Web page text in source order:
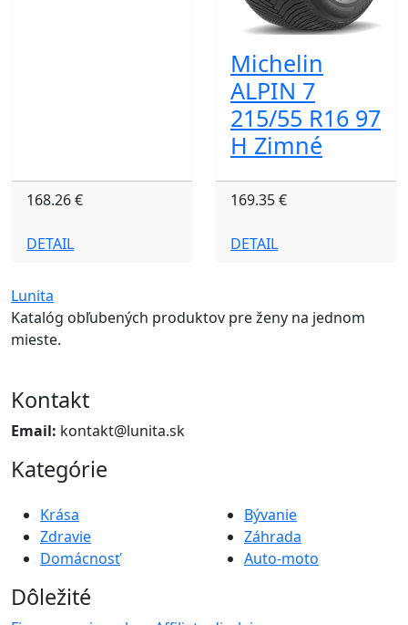
168.26 €
DETAIL
Michelin
ALPIN 7
215/55 R16 97
H Zimné
169.35 €
DETAIL
Lunita
Katalóg obľubených produktov pre ženy na jednom
mieste.
Kontakt
Email: kontakt@lunita.sk
Kategórie
Krása
Zdravie
Domácnosť
Bývanie
Záhrada
Auto-moto
Dôležité